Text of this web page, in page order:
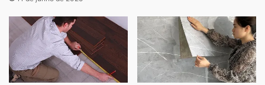
Preço do Gesso: